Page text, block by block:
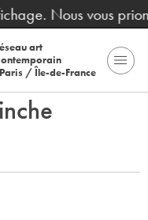
Nous vous
art
Paris / Île-de-France